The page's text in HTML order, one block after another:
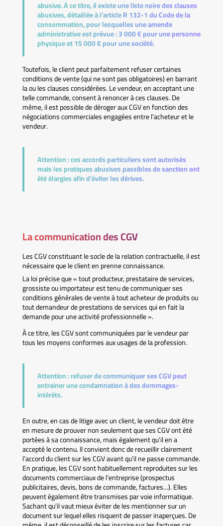
abusive. À ce titre, il existe une liste noire des clauses
abusives, détaillée à l’article R 132-1 du Code de la
consommation, pour lesquelles une amende
administrative est prévue : 3 000 € pour une personne
physique et 15 000 € pour une société.
Toutefois, le client peut parfaitement refuser certaines
conditions de vente (qui ne sont pas obligatoires) en barrant
la ou les clauses considérées. Le vendeur, en acceptant une
telle commande, consent à renoncer à ces clauses. De
même, il est possible de déroger aux CGV en fonction des
négociations commerciales engagées entre l’acheteur et le
vendeur.
Attention :ces accords particuliers sont autorisés
mais les pratiques abusives passibles de sanction ont
été élargies afin d’éviter les dérives.
La communication des CGV
Les CGV constituant le socle de la relation contractuelle, il est
nécessaire que le client en prenne connaissance.
La loi précise que « tout producteur, prestataire de services,
grossiste ou importateur est tenu de communiquer ses
conditions générales de vente à tout acheteur de produits ou
tout demandeur de prestations de services qui en fait la
demande pour une activité professionnelle ».
À ce titre, les CGV sont communiquées par le vendeur par
tous les moyens conformes aux usages de la profession.
Attention :refuser de communiquer ses CGV peut
entrainer une condamnation à des dommages-
intérêts.
En outre, en cas de litige avec un client, le vendeur doit être
en mesure de prouver non seulement que ses CGV ont été
portées à sa connaissance, mais également qu’il en a
accepté le contenu. Il convient donc de recueillir clairement
l’accord du client sur les CGV avant qu’il ne passe commande.
En pratique, les CGV sont habituellement reproduites sur les
documents commerciaux de l’entreprise (prospectus
publicitaires, devis, bons de commande, factures…). Elles
peuvent également être transmises par voie informatique.
Sachant qu’il vaut mieux éviter de les mentionner sur un
document sur lequel elles risquent de passer inaperçues. De